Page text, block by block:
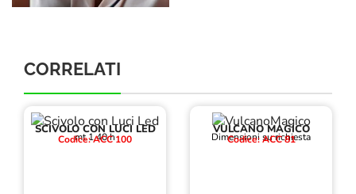
CORRELATI
SCIVOLO CON LUCI LED
mt 1,40 h
Codice: ACC 100
VULCANO MAGICO
Dimensioni su richiesta
Codice: ACC 81